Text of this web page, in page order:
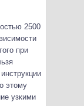
2500
при
этому
узкими